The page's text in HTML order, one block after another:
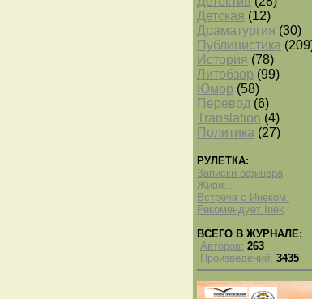
Детская (12)
Драматургия (30)
Публицистика
История (78)
Литобзор (99)
Юмор (58)
Перевод (6)
Translation (4)
Политика (27)
РУЛЕТКА:
Записки офицера
Живи...
Встреча с Инеком.
Рекомендует Inek
ВСЕГО В ЖУРНАЛЕ:
Авторов: 263
Произведений: 3435